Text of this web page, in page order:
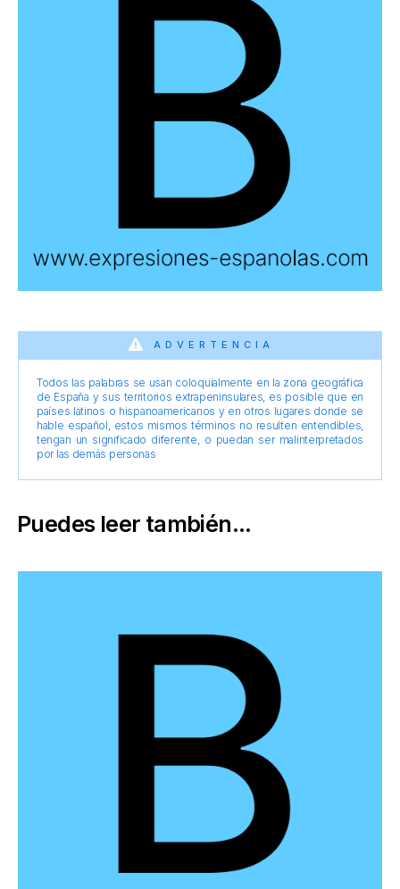
ADVERTENCIA
Todos las palabras se usan coloquialmente en la zona geográfica
de España y sus territorios extrapeninsulares, es posible que en
países latinos o hispanoamericanos y en otros lugares donde se
hable español, estos mismos términos no resulten entendibles,
tengan un significado diferente, o puedan ser malinterpretados
por las demás personas
Puedes leer también...